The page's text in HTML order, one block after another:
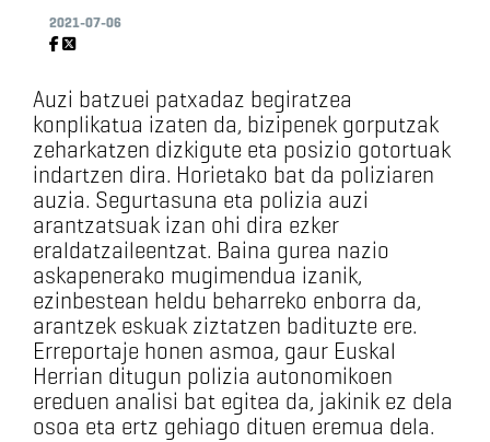
2021-07-06
Auzi batzuei patxadaz begiratzea
konplikatua izaten da, bizipenek gorputzak
zeharkatzen dizkigute eta posizio gotortuak
indartzen dira. Horietako bat da poliziaren
auzia. Segurtasuna eta polizia auzi
arantzatsuak izan ohi dira ezker
eraldatzaileentzat. Baina gurea nazio
askapenerako mugimendua izanik,
ezinbestean heldu beharreko enborra da,
arantzek eskuak ziztatzen badituzte ere.
Erreportaje honen asmoa, gaur Euskal
Herrian ditugun polizia autonomikoen
ereduen analisi bat egitea da, jakinik ez dela
osoa eta ertz gehiago dituen eremua dela.